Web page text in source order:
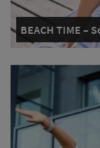
BEACH TIME –